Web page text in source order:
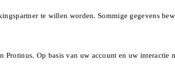
te willen worden. Sommige gegevens
Op basis van uw account en uw interactie